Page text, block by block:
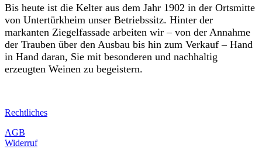
Bis heute ist die Kelter aus dem Jahr 1902 in der Ortsmitte
von Untertürkheim unser Betriebssitz. Hinter der
markanten Ziegelfassade arbeiten wir – von der Annahme
der Trauben über den Ausbau bis hin zum Verkauf – Hand
in Hand daran, Sie mit besonderen und nachhaltig
erzeugten Weinen zu begeistern.
Rechtliches
AGB
Widerruf